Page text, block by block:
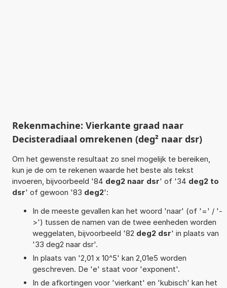
Rekenmachine: Vierkante graad naar
Decisteradiaal omrekenen (deg² naar dsr)
Om het gewenste resultaat zo snel mogelijk te bereiken,
kun je de om te rekenen waarde het beste als tekst
invoeren, bijvoorbeeld '84 deg2 naar dsr' of '34 deg2 to
dsr' of gewoon '83 deg2':
In de meeste gevallen kan het woord 'naar' (of '=' / '-
>') tussen de namen van de twee eenheden worden
weggelaten, bijvoorbeeld '82 deg2 dsr' in plaats van
'33 deg2 naar dsr'.
In plaats van '2,01 x 10^5' kan 2,01e5 worden
geschreven. De 'e' staat voor 'exponent'.
In de afkortingen voor 'vierkant' en 'kubisch' kan het